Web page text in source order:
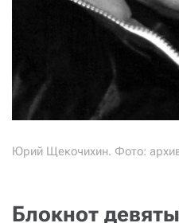
Юрий Щекочихин. Фото:
Блокнот